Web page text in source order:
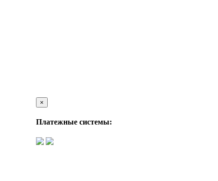
×
Платежные системы: